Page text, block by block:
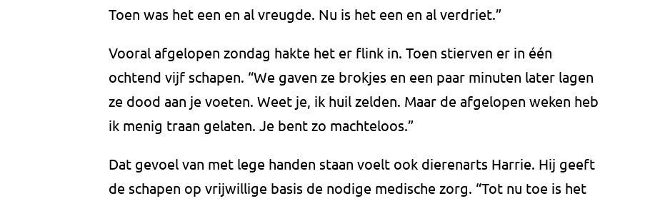
Toen was het een en al vreugde. Nu is het een en al verdriet.”
Vooral afgelopen zondag hakte het er flink in. Toen stierven er in één
ochtend vijf schapen. “We gaven ze brokjes en een paar minuten later lagen
ze dood aan je voeten. Weet je, ik huil zelden. Maar de afgelopen weken heb
ik menig traan gelaten. Je bent zo machteloos.”
Dat gevoel van met lege handen staan voelt ook dierenarts Harrie. Hij geeft
de schapen op vrijwillige basis de nodige medische zorg. “Tot nu toe is het